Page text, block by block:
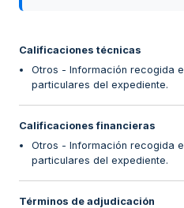
Calificaciones técnicas
Otros - Información recogida
particulares del expediente.
Calificaciones financieras
Otros - Información recogida
particulares del expediente.
Términos de adjudicación